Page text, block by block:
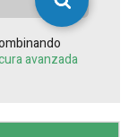
avanzada